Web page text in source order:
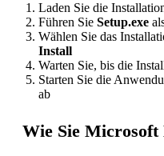
Laden Sie die
Führen Sie Setup.exe
Wählen Sie das
Install
Warten Sie, bis die
Starten Sie die
ab
Wie Sie Microsoft